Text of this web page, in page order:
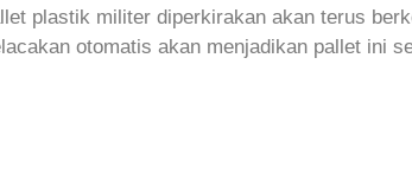
plastik militer diperkirakan akan terus
otomatis akan menjadikan pallet ini